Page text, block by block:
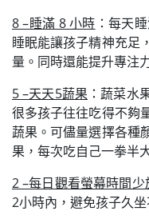
8 –睡滿 8 小時 ：每天
睡眠能讓孩子精神充足
量。同時還能提升專注
5 –天天5蔬果 ：蔬菜水
很多孩子往往吃得不夠
蔬果。可儘量選擇各種
果，每次吃自己一拳半
2 –每日觀看螢幕時間少
2小時內，避免孩子久